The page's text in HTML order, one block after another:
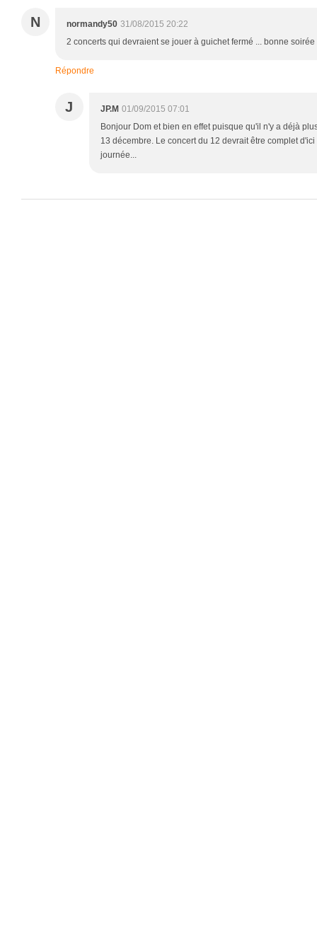
N normandy50 31/08/2015 20:22
2 concerts qui devraient se jouer à guichet fermé ... bonne soirée
Répondre
J JP.M 01/09/2015 07:01
Bonjour Dom et bien en effet puisque qu'il n'y a déjà
13 décembre. Le concert du 12 devrait être complet
journée...